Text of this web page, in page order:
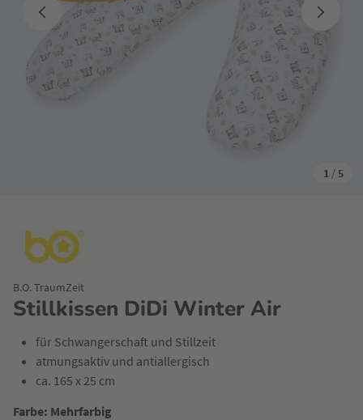
1 / 5
Stillkissen DiDi Winter Air
B.O. TraumZeit
für Schwangerschaft und Stillzeit
atmungsaktiv und antiallergisch
ca. 165 x 25 cm
Farbe: Mehrfarbig